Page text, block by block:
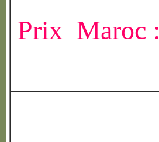
Prix Maroc :